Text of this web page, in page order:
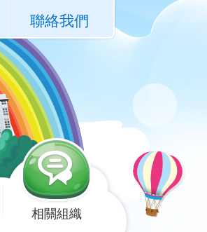
聯絡我們
相關組織